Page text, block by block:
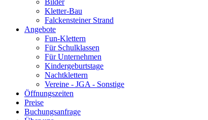
Bilder
Kletter-Bau
Falckensteiner Strand
Angebote
Fun-Klettern
Für Schulklassen
Für Unternehmen
Kindergeburtstage
Nachtklettern
Vereine - JGA - Sonstige
Öffnungszeiten
Preise
Buchungsanfrage